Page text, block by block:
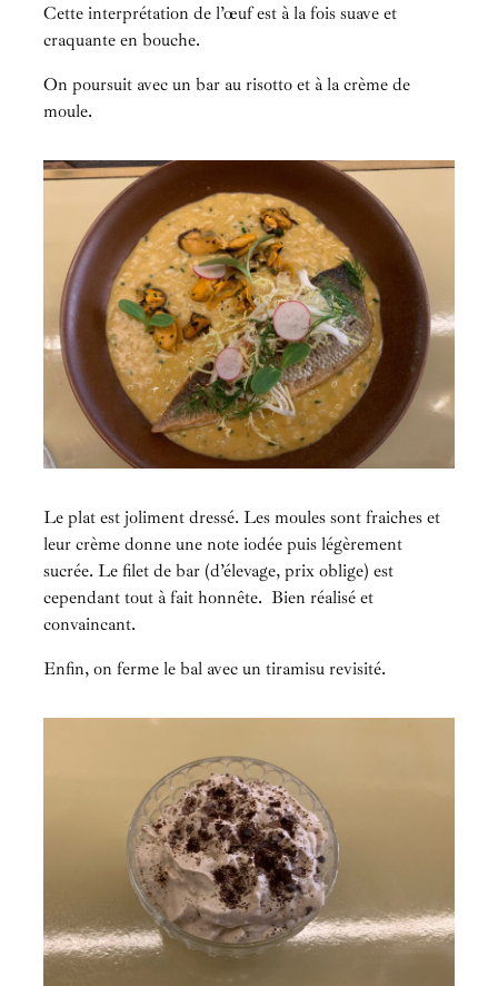
Cette interprétation de l’œuf est à la fois suave et
craquante en bouche.
On poursuit avec un bar au risotto et à la crème de
moule.
Le plat est joliment dressé. Les moules sont fraiches et
leur crème donne une note iodée puis légèrement
sucrée. Le filet de bar (d’élevage, prix oblige) est
cependant tout à fait honnête. Bien réalisé et
convaincant.
Enfin, on ferme le bal avec un tiramisu revisité.